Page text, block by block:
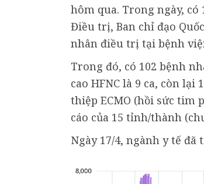
hôm qua. Trong ngày,
Điều trị, Ban chỉ đạo
nhân điều trị tại bệnh
Trong đó, có 102 bệnh
cao HFNC là 9 ca, còn
thiệp ECMO (hồi sức tim
cáo của 15 tỉnh/thành
Ngày 17/4, ngành y tế